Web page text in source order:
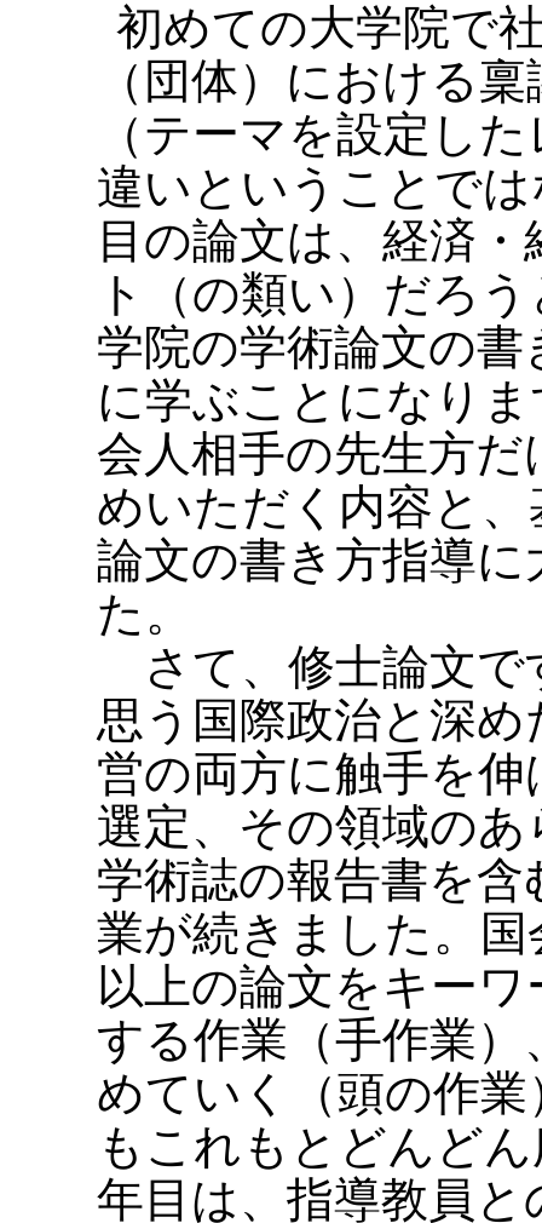
初めての大学院で
（団体）における
（テーマを設定し
違いということで
目の論文は、経済
ト（の類い）だろ
学院の学術論文の
に学ぶことになり
会人相手の先生方
めいただく内容と
論文の書き方指導
た。
さて、修士論文で
思う国際政治と深
営の両方に触手を
選定、その領域の
学術誌の報告書を
業が続きました。
以上の論文をキー
する作業（手作業
めていく（頭の作
もこれもとどんど
年目は、指導教員